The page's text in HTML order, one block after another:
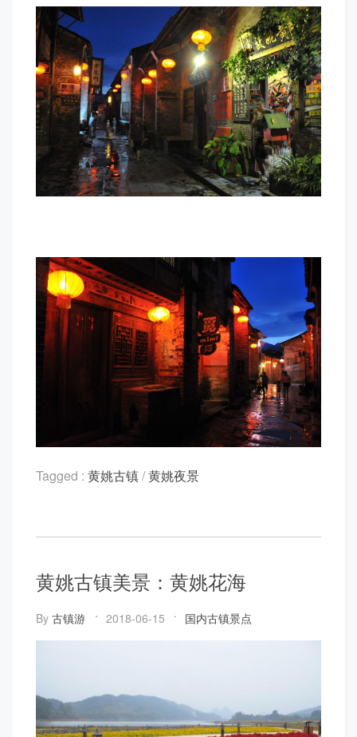
Tagged : 黄姚古镇/黄姚夜景
黄姚古镇美景：黄姚花海
By 古镇游 2018-06-15 国内古镇景点